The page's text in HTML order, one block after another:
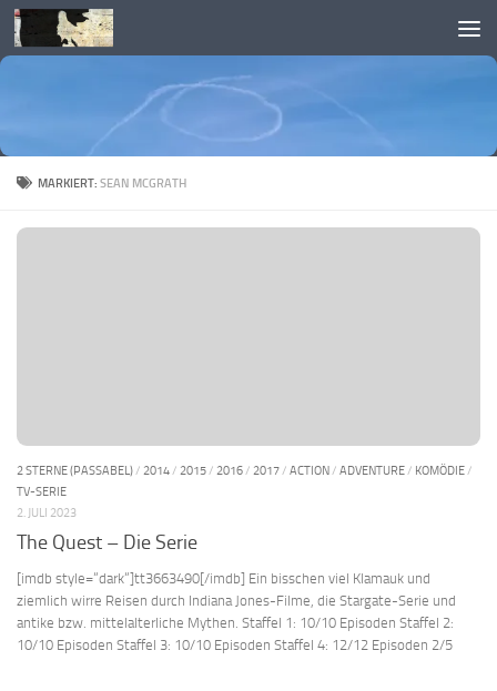
Skip to content
MARKIERT:SEAN MCGRATH
2 STERNE (PASSABEL)/ 2014/ 2015/ 2016/ 2017/ ACTION/ ADVENTURE/ KOMÖDIE/
TV-SERIE
2. JULI 2023
The Quest – Die Serie
[imdb style=“dark“]tt3663490[/imdb] Ein bisschen viel Klamauk und
ziemlich wirre Reisen durch Indiana Jones-Filme, die Stargate-Serie und
antike bzw. mittelalterliche Mythen. Staffel 1: 10/10 Episoden Staffel 2:
10/10 Episoden Staffel 3: 10/10 Episoden Staffel 4: 12/12 Episoden 2/5